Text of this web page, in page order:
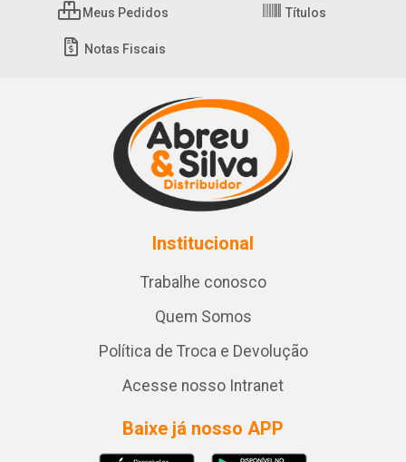
Meus Pedidos Títulos
Notas Fiscais
Institucional
Trabalhe conosco
Quem Somos
Política de Troca e Devolução
Acesse nosso Intranet
Baixe já nosso APP